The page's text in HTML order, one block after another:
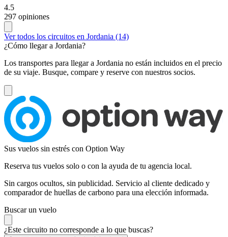
4.5
297 opiniones
Ver todos los circuitos en Jordania (14)
¿Cómo llegar a Jordania?
Los transportes para llegar a Jordania no están incluidos en el precio
de su viaje. Busque, compare y reserve con nuestros socios.
Sus vuelos sin estrés con Option Way
Reserva tus vuelos solo o con la ayuda de tu agencia local.
Sin cargos ocultos, sin publicidad. Servicio al cliente dedicado y
comparador de huellas de carbono para una elección informada.
Buscar un vuelo
¿Este circuito no corresponde a lo que buscas?